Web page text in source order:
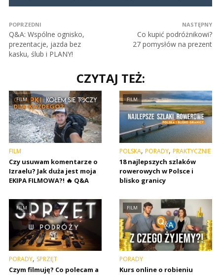
POPRZEDNI
Q&A: Wspólne ognisko,
prezentacje, jazda bez
kasku, ślub i PLANY!
NASTĘPNY
Co kupić podróżnikowi?
27 pomysłów na prezent
CZYTAJ TEŻ:
FILM
FILM
Czy usuwam komentarze o
Izraelu? Jak duża jest moja
EKIPA FILMOWA?! 🔥 Q&A
FILM
POLSKA, PORADY, PRAKTYCZNIE
18 najlepszych szlaków
rowerowych w Polsce i
blisko granicy
FILM
PORADY, SPRZĘT
Czym filmuję? Co polecam a
FILM
PORADY
Kurs online o robieniu